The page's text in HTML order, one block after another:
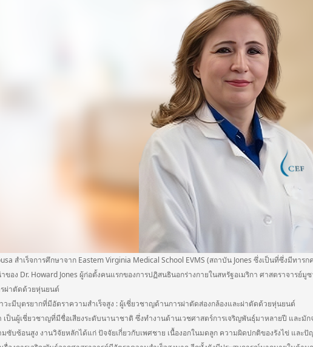
สำเร็จการศึกษาจาก Eastem Virginia Medical School EVMS (สถาบัน Jones ซึ่งเป็นที่ซึ่งมีทาร
ของ Dr. Howard Jones ผู้ก่อตั้งคนแรกของการปฏิสนธินอกร่างกายในสหรัฐอเมริกา ศาสตราจาร
ผ่าตัดด้วยหุ่นยนต์
บุตรยากที่มีอัตราความสำเร็จสูง : ผู้เชี่ยวชาญด้านการผ่าตัดส่องกล้องและผ่าตัดด้วยหุ่นยนต์
นผู้เชี่ยวชาญที่มีชื่อเสียงระดับนานาชาติ ซึ่งทำงานด้านเวชศาสตร์การเจริญพันธุ์มาหลายปี และมัก
ซับซ้อนสูง งานวิจัยหลักได้แก่ ปัจจัยเกี่ยวกับเพศชาย เนื้องอกในมดลูก ความผิดปกติของรังไข่ แล